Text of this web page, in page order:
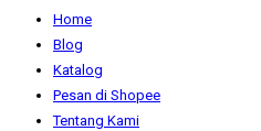
Home
Blog
Katalog
Pesan di Shopee
Tentang Kami